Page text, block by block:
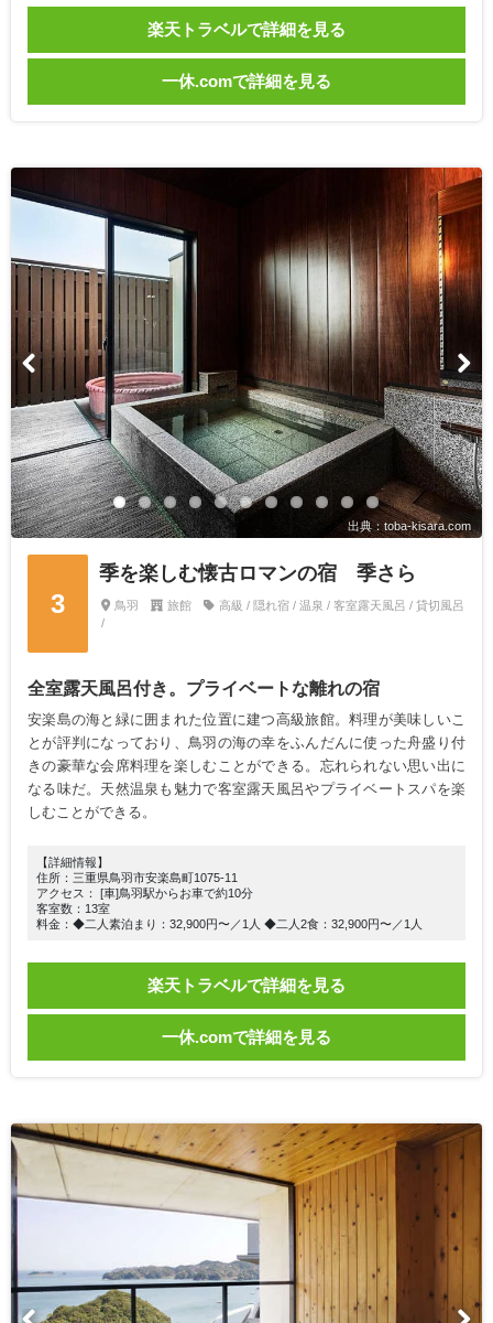
楽天トラベルで詳細を見る
一休.comで詳細を見る
出典：toba-kisara.com
3
季を楽しむ懐古ロマンの宿 季さら
鳥羽 旅館
高級 / 隠れ宿 / 温泉 / 客室露天風呂 / 貸切風呂
/
全室露天風呂付き。プライベートな離れの宿
安楽島の海と緑に囲まれた位置に建つ高級旅館。料理が美味しいこ
とが評判になっており、鳥羽の海の幸をふんだんに使った舟盛り付
きの豪華な会席料理を楽しむことができる。忘れられない思い出に
なる味だ。天然温泉も魅力で客室露天風呂やプライベートスパを楽
しむことができる。
【詳細情報】
住所：三重県鳥羽市安楽島町1075-11
アクセス： [車]鳥羽駅からお車で約10分
客室数：13室
料金：◆二人素泊まり：32,900円〜／1人 ◆二人2食：32,900円〜／1人
楽天トラベルで詳細を見る
一休.comで詳細を見る